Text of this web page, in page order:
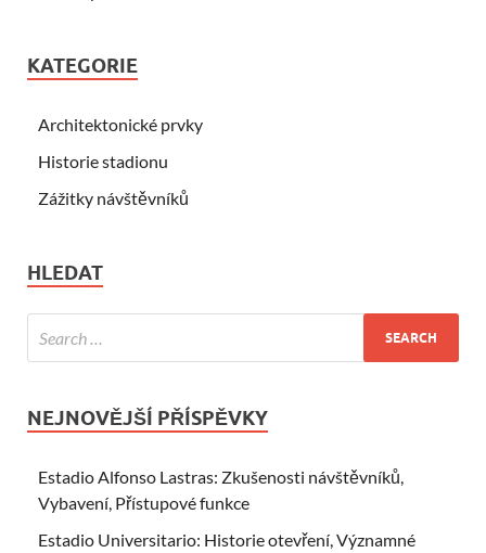
KATEGORIE
Architektonické prvky
Historie stadionu
Zážitky návštěvníků
HLEDAT
NEJNOVĚJŠÍ PŘÍSPĚVKY
Estadio Alfonso Lastras: Zkušenosti návštěvníků,
Vybavení, Přístupové funkce
Estadio Universitario: Historie otevření, Významné